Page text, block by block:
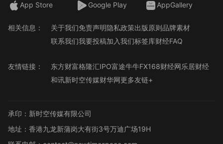
App Store Google Play AppGallery
相关信息： 关于我们免责声明隐私政策出版原则品牌素材
联系我们我要投稿加入我们标签库财经FAQ
友情链接： 东方财富格隆汇IPO富途牛牛FX168财经网乐居财经
和讯新时空传媒财华网更多友链+
承印：新时空传媒有限公司
地址：香港九龙新蒲岗大有街3号万迪广场19H